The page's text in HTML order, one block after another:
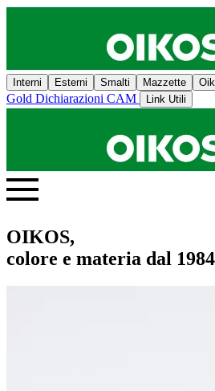
Interni Esterni Smalti Mazzette
Gold Dichiarazioni CAM Link Utili
OIKOS,
colore e materia dal 1984